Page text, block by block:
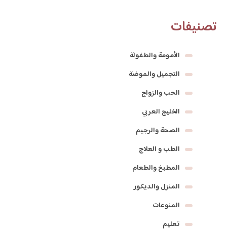
تصنيفات
الأمومة والطفولة
التجميل والموضة
الحب والزواج
الخليج العربي
الصحة والرجيم
الطب و العلاج
المطبخ والطعام
المنزل والديكور
المنوعات
تعليم